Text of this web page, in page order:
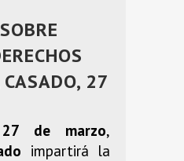
27
27 de marzo,
impartirá la